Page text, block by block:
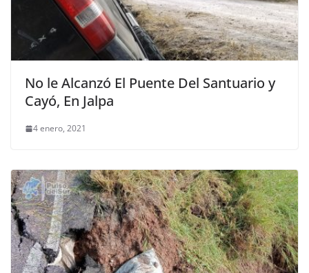
No le Alcanzó El Puente Del Santuario y
Cayó, En Jalpa
4 enero, 2021